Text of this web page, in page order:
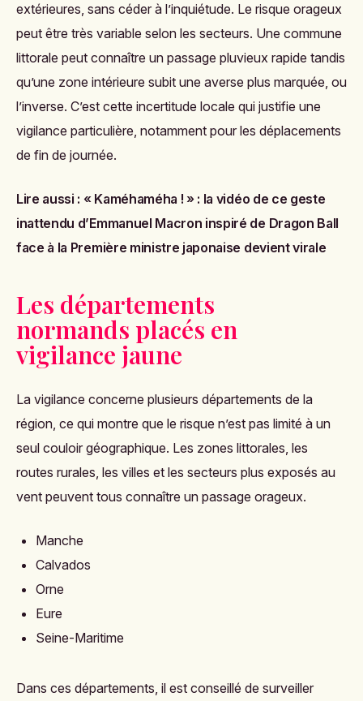
extérieures, sans céder à l’inquiétude. Le risque orageux
peut être très variable selon les secteurs. Une commune
littorale peut connaître un passage pluvieux rapide tandis
qu’une zone intérieure subit une averse plus marquée, ou
l’inverse. C’est cette incertitude locale qui justifie une
vigilance particulière, notamment pour les déplacements
de fin de journée.
Lire aussi : « Kaméhaméha ! » : la vidéo de ce geste
inattendu d’Emmanuel Macron inspiré de Dragon Ball
face à la Première ministre japonaise devient virale
Les départements
normands placés en
vigilance jaune
La vigilance concerne plusieurs départements de la
région, ce qui montre que le risque n’est pas limité à un
seul couloir géographique. Les zones littorales, les
routes rurales, les villes et les secteurs plus exposés au
vent peuvent tous connaître un passage orageux.
Manche
Calvados
Orne
Eure
Seine-Maritime
Dans ces départements, il est conseillé de surveiller